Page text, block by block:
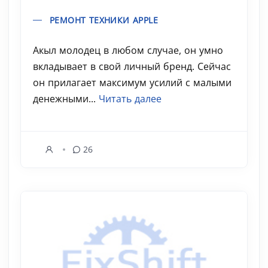
РЕМОНТ ТЕХНИКИ APPLE
Акыл молодец в любом случае, он умно
вкладывает в свой личный бренд. Сейчас
он прилагает максимум усилий с малыми
денежными... Читать далее
26